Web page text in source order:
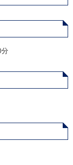
分